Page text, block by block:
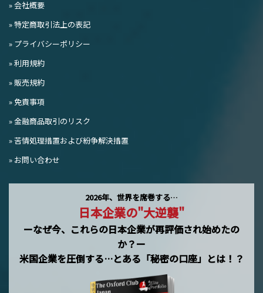
» 会社概要
» 特定商取引法上の表記
» プライバシーポリシー
» 利用規約
» 販売規約
» 免責事項
» 金融商品取引のリスク
» 苦情処理措置および紛争解決措置
» お問い合わせ
2026年、世界を席巻する…
日本企業の"大逆襲"
ーなぜ今、これらの日本企業が再評価され始めたの
か？ー
米国企業を圧倒する…とある「秘密の口座」とは！？